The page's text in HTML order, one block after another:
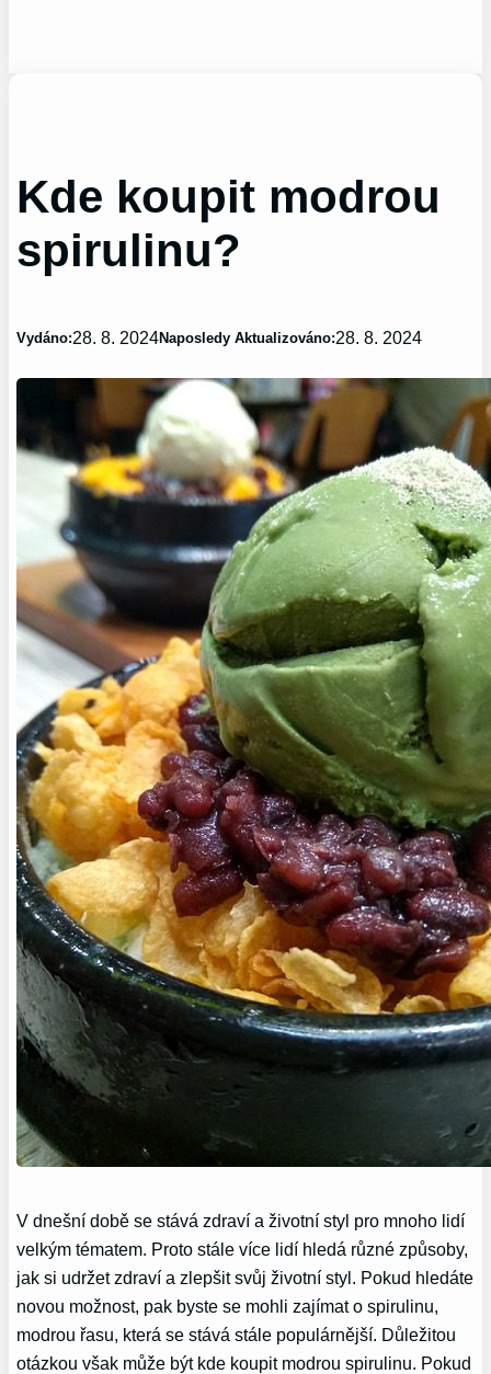
Kde koupit modrou
spirulinu?
Vydáno:28. 8. 2024Naposledy Aktualizováno:28. 8. 2024
V dnešní době se stává zdraví a životní styl pro mnoho lidí
velkým tématem. Proto stále více lidí hledá různé způsoby,
jak si udržet zdraví a zlepšit svůj životní styl. Pokud hledáte
novou možnost, pak byste se mohli zajímat o spirulinu,
modrou řasu, která se stává stále populárnější. Důležitou
otázkou však může být kde koupit modrou spirulinu. Pokud